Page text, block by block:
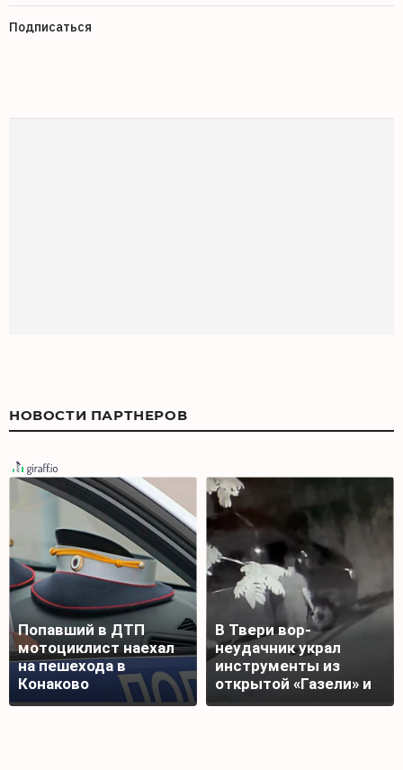
Подписаться
НОВОСТИ ПАРТНЕРОВ
Попавший в ДТП
мотоциклист наехал
на пешехода в
Конаково
В Твери вор-
неудачник украл
инструменты из
открытой «Газели» и
лишился добычи